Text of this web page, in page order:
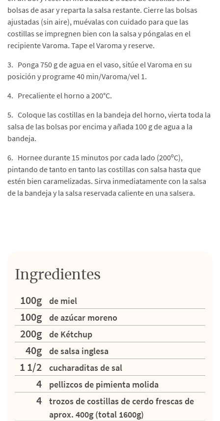
bolsas de asar y reparta la salsa restante. Cierre las bolsas
ajustadas (sin aire), muévalas con cuidado para que las
costillas se impregnen bien con la salsa y póngalas en el
recipiente Varoma. Tape el Varoma y reserve.
3. Ponga 750 g de agua en el vaso, sitúe el Varoma en su
posición y programe 40 min/Varoma/vel 1.
4. Precaliente el horno a 200°C.
5. Coloque las costillas en la bandeja del horno, vierta toda la
salsa de las bolsas por encima y añada 100 g de agua a la
bandeja.
6. Hornee durante 15 minutos por cada lado (200ºC),
pintando de tanto en tanto las costillas con salsa hasta que
estén bien caramelizadas. Sirva inmediatamente con la salsa
de la bandeja y la salsa reservada caliente en una salsera.
Ingredientes
100g
de miel
100g de azúcar moreno
200g de Kétchup
40g de salsa inglesa
1 1/2 cucharaditas de sal
4 pellizcos de pimienta molida
4
trozos de costillas de cerdo frescas de
aprox. 400g (total 1600g)